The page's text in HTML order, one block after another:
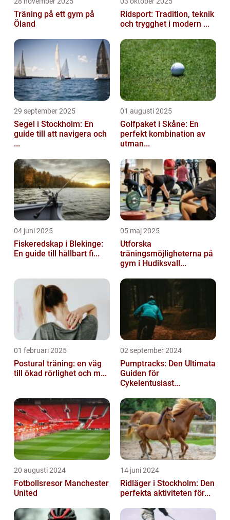
Träning på ett gym på
Öland
Ridsport: Tradition, teknik
och trygghet i modern ...
29 september 2025
Segel i Stockholm: En
guide till att navigera och
...
01 augusti 2025
Golfpaket i Skåne: En
perfekt kombination av
utman...
04 juni 2025
Fiskeredskap i Blekinge:
En guide till hållbart fi...
05 maj 2025
Utforska
träningsmöjligheterna på
gym i Hudiksvall...
01 februari 2025
Postural träning: en väg
till ökad rörlighet och m...
02 september 2024
Pumptracks: Den Ultimata
Guiden för
Cykelentusiast...
20 augusti 2024
Fotbollsresor Manchester
United
14 juni 2024
Ridläger i Stockholm: Den
perfekta aktiviteten för...